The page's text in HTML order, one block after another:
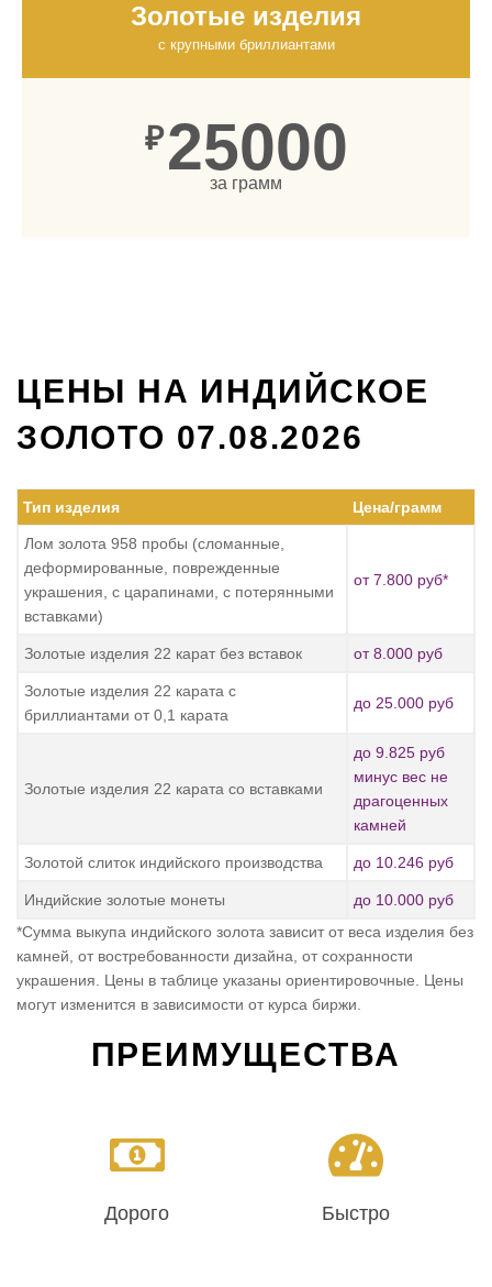
Золотые изделия
с крупными бриллиантами
₽25000
за грамм
ЦЕНЫ НА ИНДИЙСКОЕ
ЗОЛОТО 07.08.2026
Тип изделия Цена/грамм
Лом золота 958 пробы (сломанные,
деформированные, поврежденные
украшения, с царапинами, с потерянными
вставками)
от 7.800 руб*
Золотые изделия 22 карат без вставок от 8.000 руб
Золотые изделия 22 карата с
бриллиантами от 0,1 карата
до 25.000 руб
Золотые изделия 22 карата со вставками
до 9.825 руб
минус вес не
драгоценных
камней
Золотой слиток индийского производства до 10.246 руб
Индийские золотые монеты
до 10.000 руб
*Сумма выкупа индийского золота зависит от веса изделия без
камней, от востребованности дизайна, от сохранности
украшения. Цены в таблице указаны ориентировочные. Цены
могут изменится в зависимости от курса биржи.
ПРЕИМУЩЕСТВА
Дорого Быстро